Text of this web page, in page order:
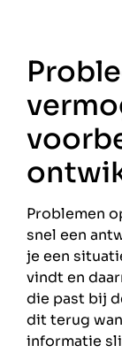
Problemen
snel een
je een
vindt en
die past bij
dit terug
informatie